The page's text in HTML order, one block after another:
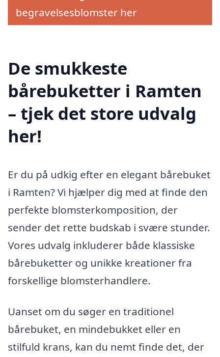
begravelsesblomster her
De smukkeste
bårebuketter i Ramten
– tjek det store udvalg
her!
Er du på udkig efter en elegant bårebuket
i Ramten? Vi hjælper dig med at finde den
perfekte blomsterkomposition, der
sender det rette budskab i svære stunder.
Vores udvalg inkluderer både klassiske
bårebuketter og unikke kreationer fra
forskellige blomsterhandlere.
Uanset om du søger en traditionel
bårebuket, en mindebukket eller en
stilfuld krans, kan du nemt finde det, der